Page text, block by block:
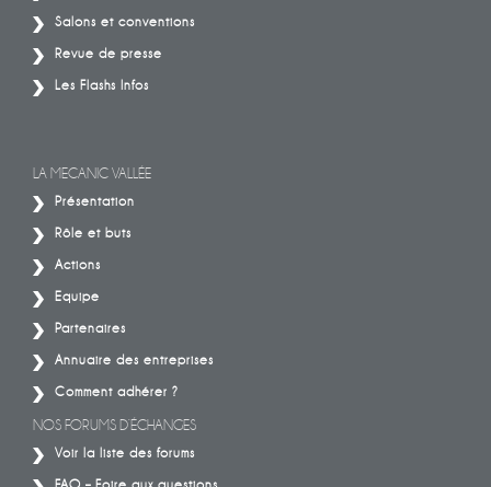
Salons et conventions
Revue de presse
Les Flashs Infos
LA MECANIC VALLÉE
Présentation
Rôle et buts
Actions
Equipe
Partenaires
Annuaire des entreprises
Comment adhérer ?
NOS FORUMS D’ÉCHANGES
Voir la liste des forums